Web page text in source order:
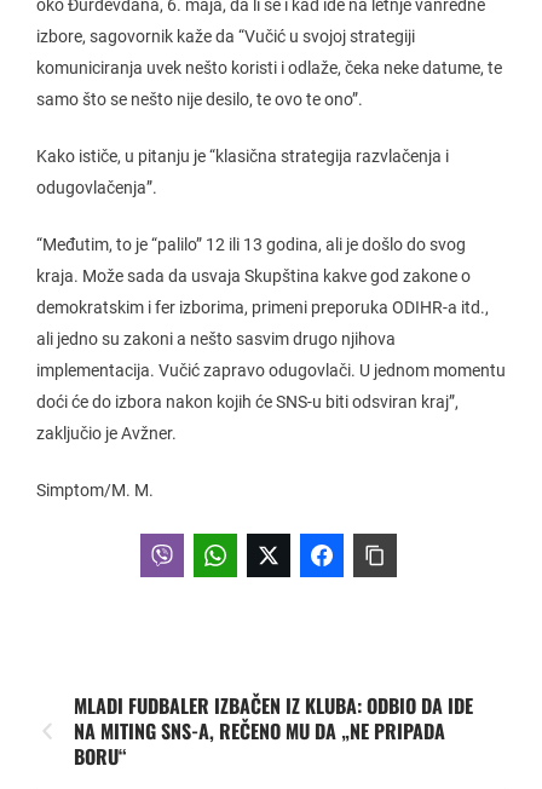
oko Đurđevdana, 6. maja, da li se i kad ide na letnje vanredne
izbore, sagovornik kaže da “Vučić u svojoj strategiji
komuniciranja uvek nešto koristi i odlaže, čeka neke datume, te
samo što se nešto nije desilo, te ovo te ono”.
Kako ističe, u pitanju je “klasična strategija razvlačenja i
odugovlačenja”.
“Međutim, to je “palilo” 12 ili 13 godina, ali je došlo do svog
kraja. Može sada da usvaja Skupština kakve god zakone o
demokratskim i fer izborima, primeni preporuka ODIHR-a itd.,
ali jedno su zakoni a nešto sasvim drugo njihova
implementacija. Vučić zapravo odugovlači. U jednom momentu
doći će do izbora nakon kojih će SNS-u biti odsviran kraj”,
zaključio je Avžner.
Simptom/M. M.
MLADI FUDBALER IZBAČEN IZ KLUBA: ODBIO DA IDE
NA MITING SNS-A, REČENO MU DA „NE PRIPADA
BORU“